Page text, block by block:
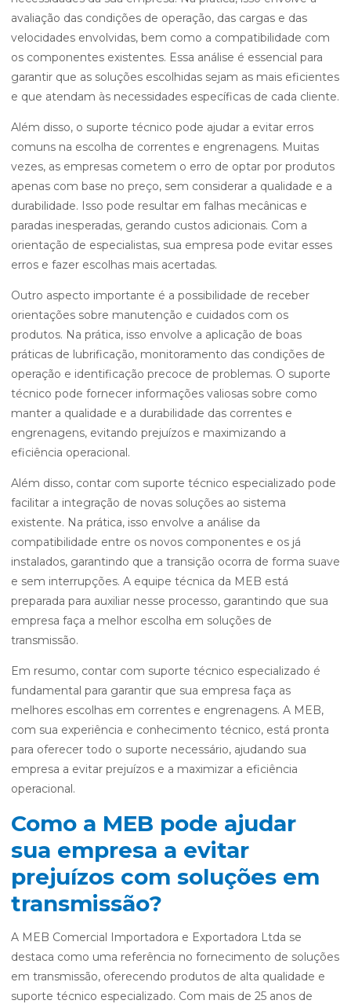
avaliação das condições de operação, das cargas e das
velocidades envolvidas, bem como a compatibilidade com
os componentes existentes. Essa análise é essencial para
garantir que as soluções escolhidas sejam as mais eficientes
e que atendam às necessidades específicas de cada cliente.
Além disso, o suporte técnico pode ajudar a evitar erros
comuns na escolha de correntes e engrenagens. Muitas
vezes, as empresas cometem o erro de optar por produtos
apenas com base no preço, sem considerar a qualidade e a
durabilidade. Isso pode resultar em falhas mecânicas e
paradas inesperadas, gerando custos adicionais. Com a
orientação de especialistas, sua empresa pode evitar esses
erros e fazer escolhas mais acertadas.
Outro aspecto importante é a possibilidade de receber
orientações sobre manutenção e cuidados com os
produtos. Na prática, isso envolve a aplicação de boas
práticas de lubrificação, monitoramento das condições de
operação e identificação precoce de problemas. O suporte
técnico pode fornecer informações valiosas sobre como
manter a qualidade e a durabilidade das correntes e
engrenagens, evitando prejuízos e maximizando a
eficiência operacional.
Além disso, contar com suporte técnico especializado pode
facilitar a integração de novas soluções ao sistema
existente. Na prática, isso envolve a análise da
compatibilidade entre os novos componentes e os já
instalados, garantindo que a transição ocorra de forma suave
e sem interrupções. A equipe técnica da MEB está
preparada para auxiliar nesse processo, garantindo que sua
empresa faça a melhor escolha em soluções de
transmissão.
Em resumo, contar com suporte técnico especializado é
fundamental para garantir que sua empresa faça as
melhores escolhas em correntes e engrenagens. A MEB,
com sua experiência e conhecimento técnico, está pronta
para oferecer todo o suporte necessário, ajudando sua
empresa a evitar prejuízos e a maximizar a eficiência
operacional.
Como a MEB pode ajudar
sua empresa a evitar
prejuízos com soluções em
transmissão?
A MEB Comercial Importadora e Exportadora Ltda se
destaca como uma referência no fornecimento de soluções
em transmissão, oferecendo produtos de alta qualidade e
suporte técnico especializado. Com mais de 25 anos de